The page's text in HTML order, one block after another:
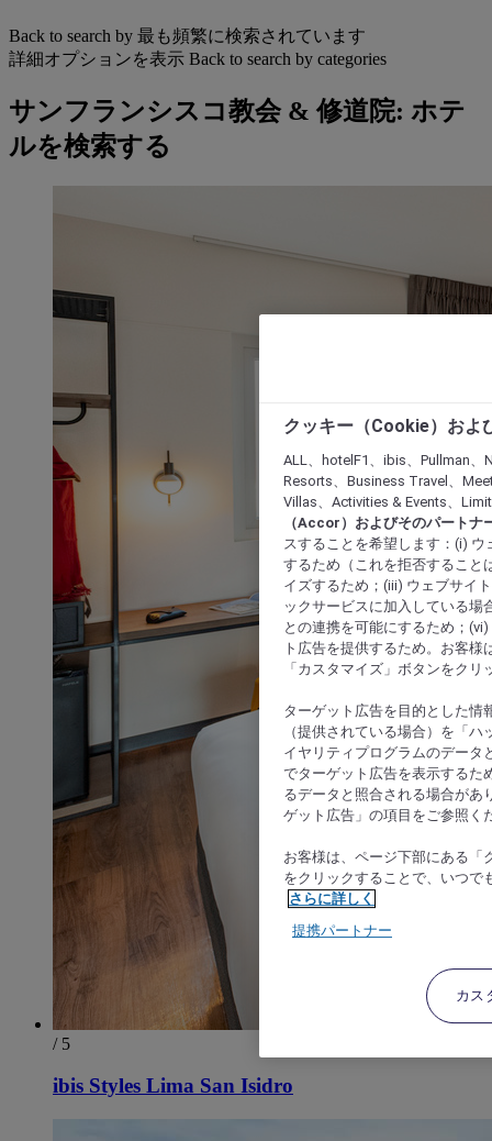
Back to search by 最も頻繁に検索されています
詳細オプションを表示 Back to search by categories
サンフランシスコ教会 & 修道院: ホテ
ルを検索する
/ 5
ibis Styles Lima San Isidro
クッキー（Cookie）およ
ALL、hotelF1、ibis、Pullman
Resorts、Business Travel、
Villas、Activities & Events、
（Accor）およびそのパートナ
スすることを希望します：(i)
するため（これを拒否すること
イズするため；(iii) ウェブサイ
ックサービスに加入している場
との連携を可能にするため；
ト広告を提供するため。お客
「カスタマイズ」ボタンをク
ターゲット広告を目的とした情
（提供されている場合）を「
イヤリティプログラムのデータ
でターゲット広告を表示するた
るデータと照合される場合があ
ゲット広告」の項目をご参照く
お客様は、ページ下部にある「
をクリックすることで、いつで
さらに詳しく
提携パートナー
カス